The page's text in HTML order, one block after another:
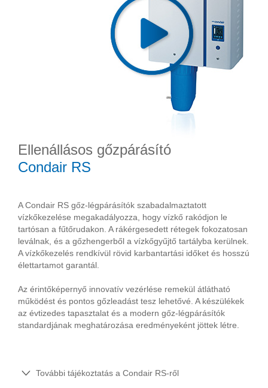
Ellenállásos gőzpárásító
Condair RS
A Condair RS gőz-légpárásítók szabadalmaztatott
vízkőkezelése megakadályozza, hogy vízkő rakódjon le
tartósan a fűtőrudakon. A rákérgesedett rétegek fokozatosan
leválnak, és a gőzhengerből a vízkőgyűjtő tartályba kerülnek.
A vízkőkezelés rendkívül rövid karbantartási időket és hosszú
élettartamot garantál.
Az érintőképernyő innovatív vezérlése remekül átlátható
működést és pontos gőzleadást tesz lehetővé. A készülékek
az évtizedes tapasztalat és a modern gőz-légpárásítók
standardjának meghatározása eredményeként jöttek létre.
További tájékoztatás a Condair RS-ről